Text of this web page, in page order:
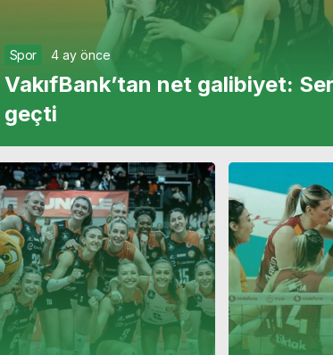
Spor 4 ay önce
VakıfBank’tan net galibiyet:
geçti